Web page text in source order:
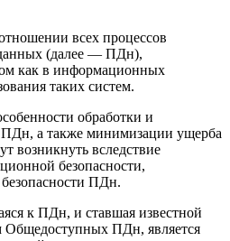
всех процессов
(далее — ПДн),
как в информационных
таких систем.
обработки и
ПДн, а также минимизации ущерба
возникнуть вследствие
безопасности,
ПДн.
к ПДн, и ставшая известной
Общедоступных ПДн, является